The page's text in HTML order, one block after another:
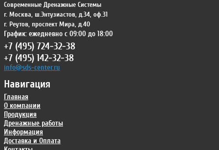
Навигация
Главная
О компании
Продукция
Дренажные работы
Информация
Доставка и Оплата
Современные Дренажные Системы
г. Москва, ш.Энтузиастов, д.34, оф.31
г. Реутов, проспект Мира, д.40
График: ежедневно с 09:00 до 18:00
+7 (495) 724-32-38
+7 (495) 142-32-38
info@sds-center.ru